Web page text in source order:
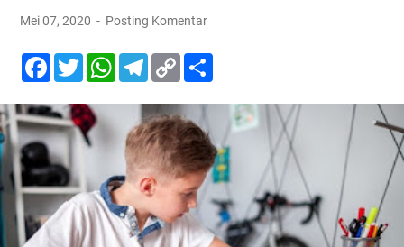
Mei 07, 2020 Posting Komentar
F
a
e
b
o
k
T
w
t
t
e
r
W
t
T
e
g
r
a
m
C
y
L
i
n
k
r